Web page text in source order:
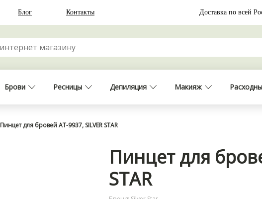
Пинцет для бровей АТ-9937, SILVER STAR
Пинцет для
STAR
Блог Контакты Доставка по всей
Брови Ресницы Депиляция Макияж